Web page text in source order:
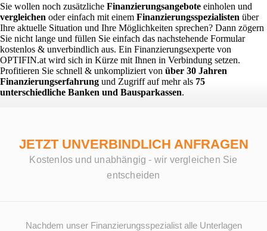
Sie wollen noch zusätzliche Finanzierungsangebote einholen und
vergleichen oder einfach mit einem Finanzierungsspezialisten über
Ihre aktuelle Situation und Ihre Möglichkeiten sprechen? Dann zögern
Sie nicht lange und füllen Sie einfach das nachstehende Formular
kostenlos & unverbindlich aus. Ein Finanzierungsexperte von
OPTIFIN.at wird sich in Kürze mit Ihnen in Verbindung setzen.
Profitieren Sie schnell & unkompliziert von über 30 Jahren
Finanzierungserfahrung und Zugriff auf mehr als 75
unterschiedliche Banken und Bausparkassen.
JETZT UNVERBINDLICH ANFRAGEN
Kostenlos und unabhängig - wir vergleichen Sie
entscheiden
Nachdem unser Finanzierungsspezialist alle Unterlagen